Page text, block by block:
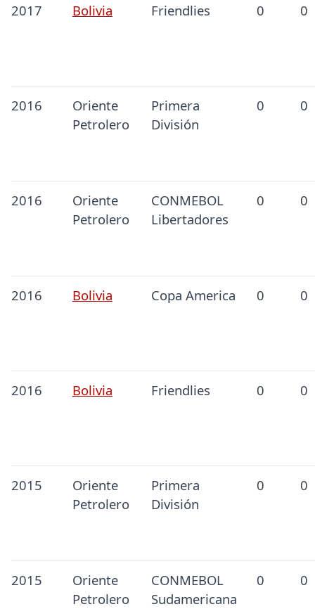
2017 Bolivia Friendlies 0 0
2016
Oriente
Petrolero
Primera
División
0 0
2016
Oriente
Petrolero
CONMEBOL
Libertadores
0 0
2016 Bolivia Copa America 0 0
2016 Bolivia Friendlies 0 0
2015
Oriente
Petrolero
Primera
División
0 0
2015
Oriente
Petrolero
CONMEBOL
Sudamericana
0 0